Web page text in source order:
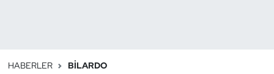
HABERLER BILARDO